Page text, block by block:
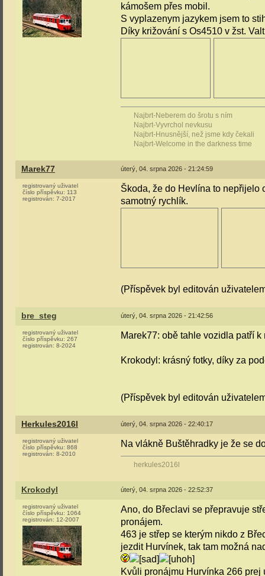
kámošem přes mobil.
S vyplazenym jazykem jsem to
Díky križování s Os4510 v žst.
Najbrt-Neberem do šrotu s ním
Najbrt-Vyvrchol nevkusu
Najbrt-Hnusnější, než jsme kdy čekali
Najbrt-Welcome in the darkness time
Marek77 úterý, 04. srpna 2026 - 21:24:59
registrovaný uživatel
číslo příspěvku: 113
registrován: 7-2017
Škoda, že do Hevlína to nepřijelo
samotný rychlík.
(Příspěvek byl editován
bre_steg úterý, 04. srpna 2026 - 21:42:56
registrovaný uživatel
číslo příspěvku: 267
registrován: 8-2024
Marek77: obě tahle vozidla patří
Krokodyl: krásný fotky, díky za
(Příspěvek byl editován
Herkules2016l úterý, 04. srpna 2026 - 22:40:17
registrovaný uživatel
číslo příspěvku: 868
registrován: 8-2010
Na vlákně Buštěhradky je že se
herkules2016l
Krokodyl úterý, 04. srpna 2026 - 22:52:37
registrovaný uživatel
číslo příspěvku: 1064
registrován: 12-2007
Ano, do Břeclavi se přepravuje
pronájem.
463 je střep se kterým nikdo z
jezdit Hurvínek, tak tam možná
Kvůli pronájmu Hurvínka 266